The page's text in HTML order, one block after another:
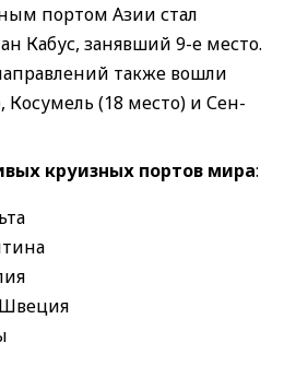
портом Азии стал
Кабус, занявший 9-е место.
также вошли
Косумель (18 место) и Сен-
круизных портов мира: